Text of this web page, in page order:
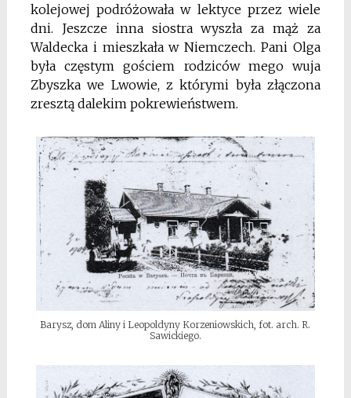
kolejowej podróżowała w lektyce przez wiele
dni. Jeszcze inna siostra wyszła za mąż za
Waldecka i mieszkała w Niemczech. Pani Olga
była częstym gościem rodziców mego wuja
Zbyszka we Lwowie, z którymi była złączona
zresztą dalekim pokrewieństwem.
Barysz, dom Aliny i Leopoldyny Korzeniowskich, fot. arch. R.
Sawickiego.